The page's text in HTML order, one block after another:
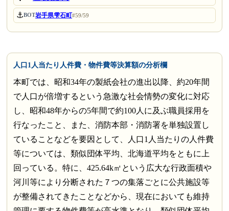
⚓BOT岩手県雫石町#59/59
人口1人当たり人件費・物件費等決算額の分析欄
本町では、昭和34年の製紙会社の進出以降、約20年間
で人口が倍増するという急激な社会情勢の変化に対応
し、昭和48年からの5年間で約100人に及ぶ職員採用を
行なったこと、また、消防本部・消防署を単独設置し
ていることなどを要因として、人口1人当たりの人件費
等については、類似団体平均、北海道平均をともに上
回っている。特に、425.64k㎡という広大な行政面積や
河川等により分断された７つの集落ごとに公共施設等
が整備されてきたことなどから、現在においても維持